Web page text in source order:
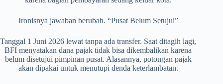
Ironisnya jawaban berubah. “Pusat Belum Setujui”
Tanggal 1 Juni 2026 lewat tanpa ada transfer. Saat ditagih lagi,
BFI menyatakan dana pajak tidak bisa dikembalikan karena
belum disetujui pimpinan pusat. Alasannya, potongan pajak
akan dipakai untuk menutupi denda keterlambatan.